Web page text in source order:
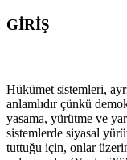
GİRİŞ
Hükümet sistemleri,
anlamlıdır çünkü
yasama, yürütme ve
sistemlerde siyasal
tuttuğu için, onlar